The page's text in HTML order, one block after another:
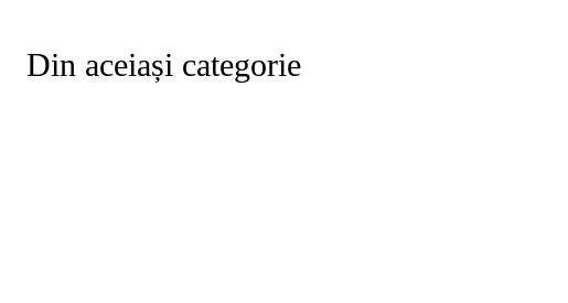
Din aceiași categorie